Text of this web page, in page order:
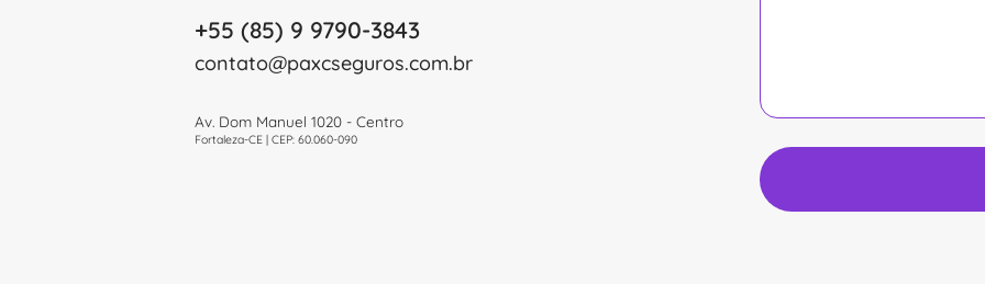
+55 (85) 9 9790-3843
contato@paxcseguros.com.br
Av. Dom Manuel 1020 - Centro
Fortaleza-CE | CEP: 60.060-090